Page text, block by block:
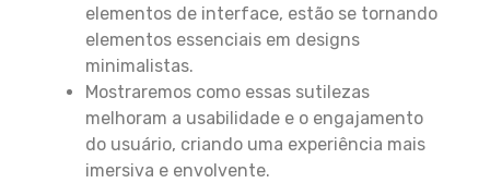
elementos de interface, estão se tornando
elementos essenciais em designs
minimalistas.
Mostraremos como essas sutilezas
melhoram a usabilidade e o engajamento
do usuário, criando uma experiência mais
imersiva e envolvente.